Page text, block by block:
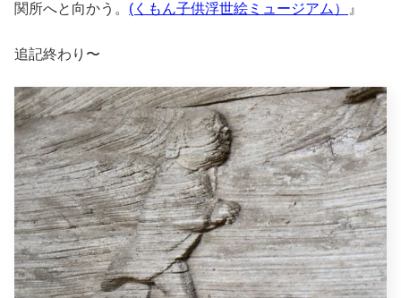
関所へと向かう。 (くもん子供浮世絵ミュージアム） 』
追記終わり〜